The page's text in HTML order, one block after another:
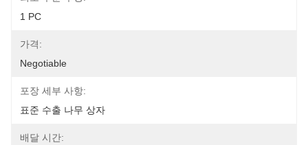
1 PC
가격:
Negotiable
포장 세부 사항:
표준 수출 나무 상자
배달 시간: